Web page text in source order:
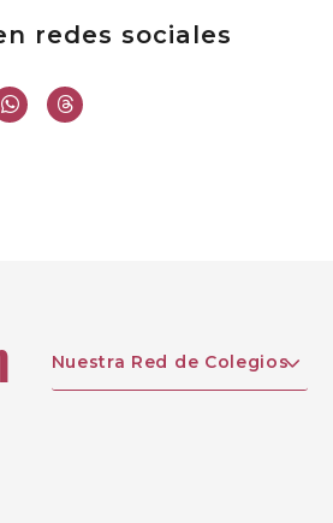
redes sociales
Nuestra Red de Colegios